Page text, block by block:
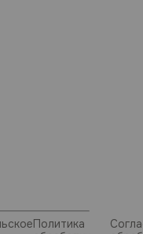
Политика